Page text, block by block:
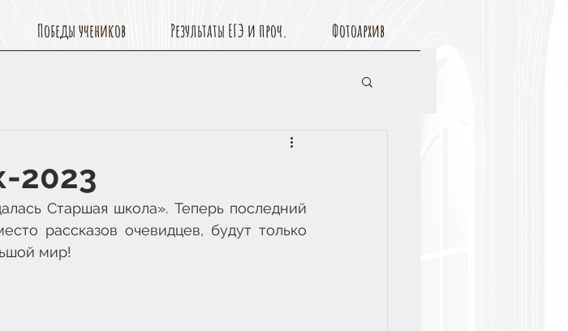
Победы учеников Результаты ЕГЭ и проч. Фотоархив
2023
Старшая школа». Теперь последний
рассказов очевидцев, будут только
мир!